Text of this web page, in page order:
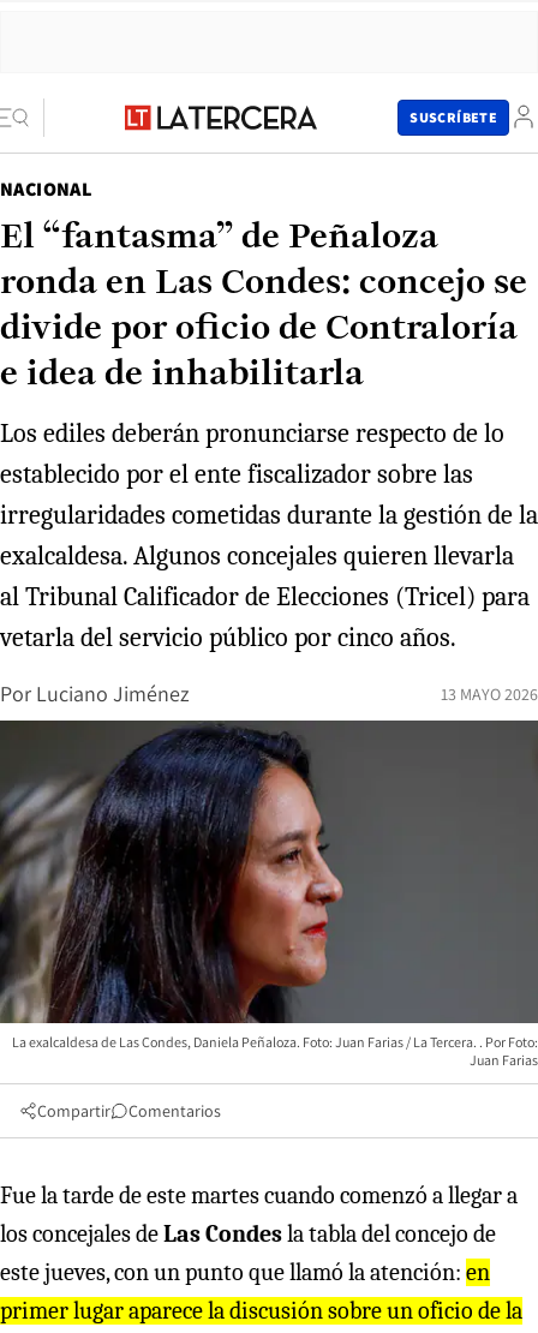
SUSCRÍBETE
NACIONAL
El “fantasma” de Peñaloza
ronda en Las Condes: concejo se
divide por oficio de Contraloría
e idea de inhabilitarla
Los ediles deberán pronunciarse respecto de lo
establecido por el ente fiscalizador sobre las
irregularidades cometidas durante la gestión de la
exalcaldesa. Algunos concejales quieren llevarla
al Tribunal Calificador de Elecciones (Tricel) para
vetarla del servicio público por cinco años.
Por Luciano Jiménez 13 MAYO 2026
La exalcaldesa de Las Condes, Daniela Peñaloza. Foto: Juan Farias / La Tercera.
Foto:
Juan Farias
Compartir Comentarios
Fue la tarde de este martes cuando comenzó a llegar a
los concejales deLas Condesla tabla del concejo de
este jueves, con un punto que llamó la atención: en
primer lugar aparece la discusión sobre un oficio de la